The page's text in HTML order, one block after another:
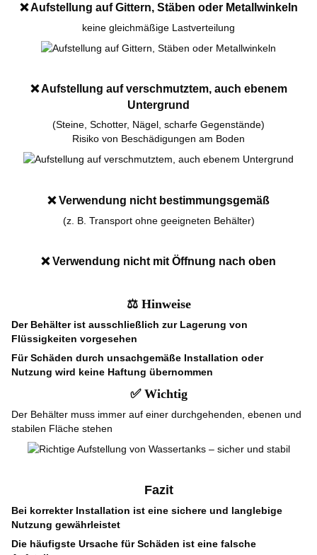
❌Aufstellung auf Gittern, Stäben oder Metallwinkeln
keine gleichmäßige Lastverteilung
❌Aufstellung auf verschmutztem, auch ebenem
Untergrund
(Steine, Schotter, Nägel, scharfe Gegenstände)
Risiko von Beschädigungen am Boden
❌Verwendung nicht bestimmungsgemäß
(z. B. Transport ohne geeigneten Behälter)
❌Verwendung nicht mit Öffnung nach oben
⚖️Hinweise
Der Behälter ist ausschließlich zur Lagerung von
Flüssigkeiten vorgesehen
Für Schäden durch unsachgemäße Installation oder
Nutzung wird keine Haftung übernommen
✅Wichtig
Der Behälter muss immer auf einer durchgehenden, ebenen und
stabilen Fläche stehen
Fazit
Bei korrekter Installation ist eine sichere und langlebige
Nutzung gewährleistet
Die häufigste Ursache für Schäden ist eine falsche